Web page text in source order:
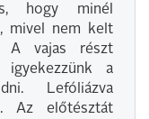
hogy minél
mivel nem kelt
A vajas részt
igyekezzünk a
Lefóliázva
Az előtésztát